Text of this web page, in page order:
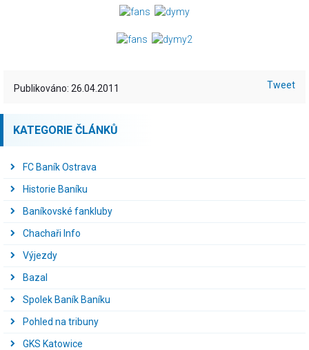
Publikováno: 26.04.2011 Tweet
KATEGORIE ČLÁNKŮ
FC Baník Ostrava
Historie Baníku
Baníkovské fankluby
Chachaři Info
Výjezdy
Bazal
Spolek Baník Baníku
Pohled na tribuny
GKS Katowice